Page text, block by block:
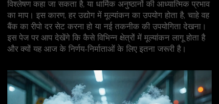
विश्लेषणकहा जा सकता है, या धार्मिक अनुष्ठानों कीआध्यात्मिक प्रभाव
का माप। इस कारण, हर उद्योग में मूल्यांकन का उपयोग होता है, चाहे वह
बैंक का रीपो दर सेट करना हो या नई तकनीक की उपयोगिता देखना।
इस पेज पर आप देखेंगे कि कैसे विभिन्न क्षेत्रों में मूल्यांकन लागू होता है
और क्यों यह आज के निर्णय‑निर्माताओं के लिए इतना जरूरी है।